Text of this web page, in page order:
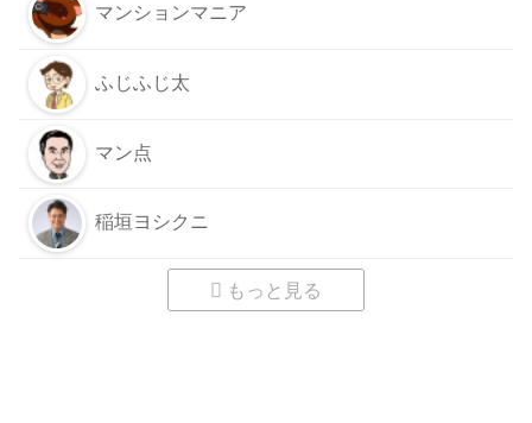
マンションマニア
ふじふじ太
マン点
稲垣ヨシクニ
もっと見る